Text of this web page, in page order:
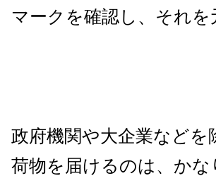
マークを確認し、それ
政府機関や大企業など
荷物を届けるのは、か